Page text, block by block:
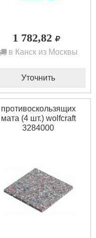
1 782,82
в Канск из Москвы
Уточнить
противоскользящих
мата (4 шт.) wolfcraft
3284000